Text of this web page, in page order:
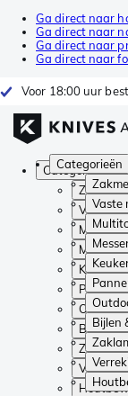
Ga direct naar
Ga direct naar
Ga direct naar
Ga direct naar
Voor 18:00 uur
Categorieën
Vaste
Bijlen
Categorieën
Vaste
Messen
Pannen
Outdoor
Bijlen &